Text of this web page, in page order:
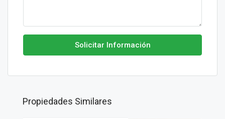
Solicitar Información
Propiedades Similares